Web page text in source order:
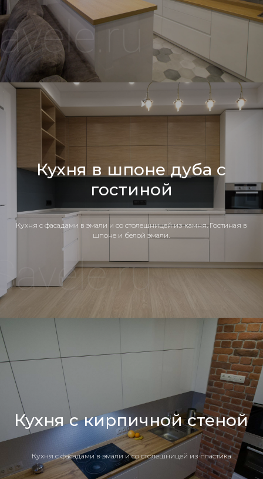
Кухня в шпоне дуба с
гостиной
Кухня c фасадами в эмали и со столешницей из камня. Гостиная в
шпоне и белой эмали.
Кухня с кирпичной стеной
Кухня c фасадами в эмали и со столешницей из пластика